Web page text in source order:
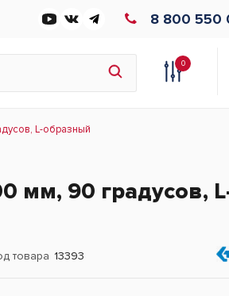
8 800 550
0
L-образный
мм, 90 градусов,
товара 13393